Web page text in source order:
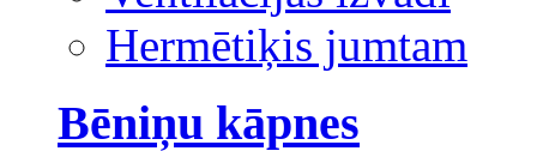
Hermētiķis jumtam
Bēniņu kāpnes